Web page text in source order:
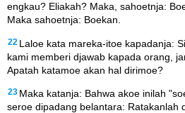
engkau? Eliakah? Maka, sahoetnja:
Maka sahoetnja: Boekan.
22 Laloe kata mareka-itoe kapadanja:
kami memberi djawab kapada orang,
Apatah katamoe akan hal dirimoe?
23 Maka katanja: Bahwa akoe inilah
seroe dipadang belantara: Ratakanlah